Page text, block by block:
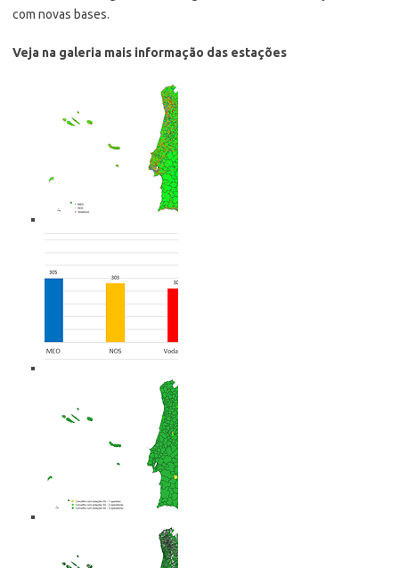
com novas bases.
Veja na galeria mais informação das estações